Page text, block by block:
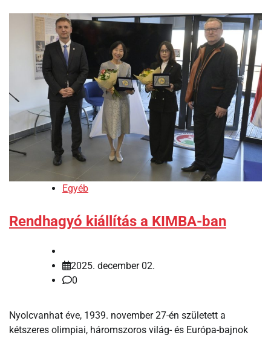
Egyéb
Rendhagyó kiállítás a KIMBA-ban
2025. december 02.
0
Nyolcvanhat éve, 1939. november 27-én született a
kétszeres olimpiai, háromszoros világ- és Európa-bajnok